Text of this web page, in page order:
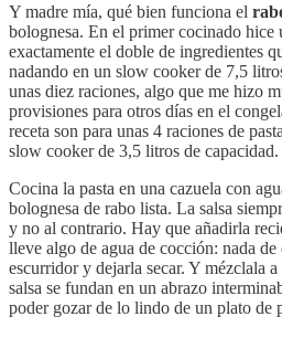
Y madre mía, qué bien funciona el
bolognesa. En el primer cocinado hice
exactamente el doble de ingredientes
nadando en un slow cooker de 7,5
unas diez raciones, algo que me hizo
provisiones para otros días en el
receta son para unas 4 raciones de
slow cooker de 3,5 litros de capacidad.
Cocina la pasta en una cazuela con
bolognesa de rabo lista. La salsa
y no al contrario. Hay que añadirla
lleve algo de agua de cocción: nada
escurridor y dejarla secar. Y mézclala
salsa se fundan en un abrazo
poder gozar de lo lindo de un plato de